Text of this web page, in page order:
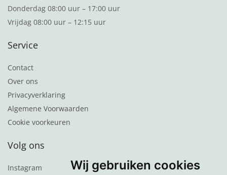
Wij gebruiken cookies
Donderdag 08:00 uur – 17:00 uur
Vrijdag 08:00 uur – 12:15 uur
Service
Contact
Over ons
Privacyverklaring
Algemene Voorwaarden
Cookie voorkeuren
Volg ons
Instagram